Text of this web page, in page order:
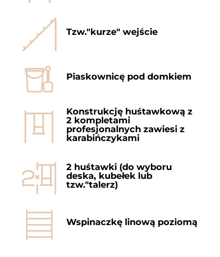
Tzw."kurze" wejście
Piaskownicę pod domkiem
Konstrukcję huśtawkową z
2 kompletami
profesjonalnych zawiesi z
karabińczykami
2 huśtawki (do wyboru
deska, kubełek lub
tzw."talerz)
Wspinaczkę linową poziomą